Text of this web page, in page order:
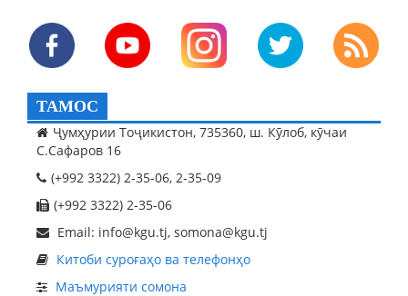
ТАМОС
Ҷумҳурии Тоҷикистон, 735360, ш. Кӯлоб, кӯчаи
С.Сафаров 16
(+992 3322) 2-35-06, 2-35-09
(+992 3322) 2-35-06
Email: info@kgu.tj, somona@kgu.tj
Китоби суроғаҳо ва телефонҳо
Маъмурияти сомона